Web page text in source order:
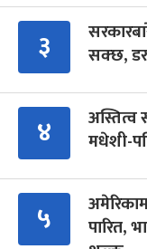
३
सक्छ, डर
४
अस्तित्व
मधेशी-
५
पारित,